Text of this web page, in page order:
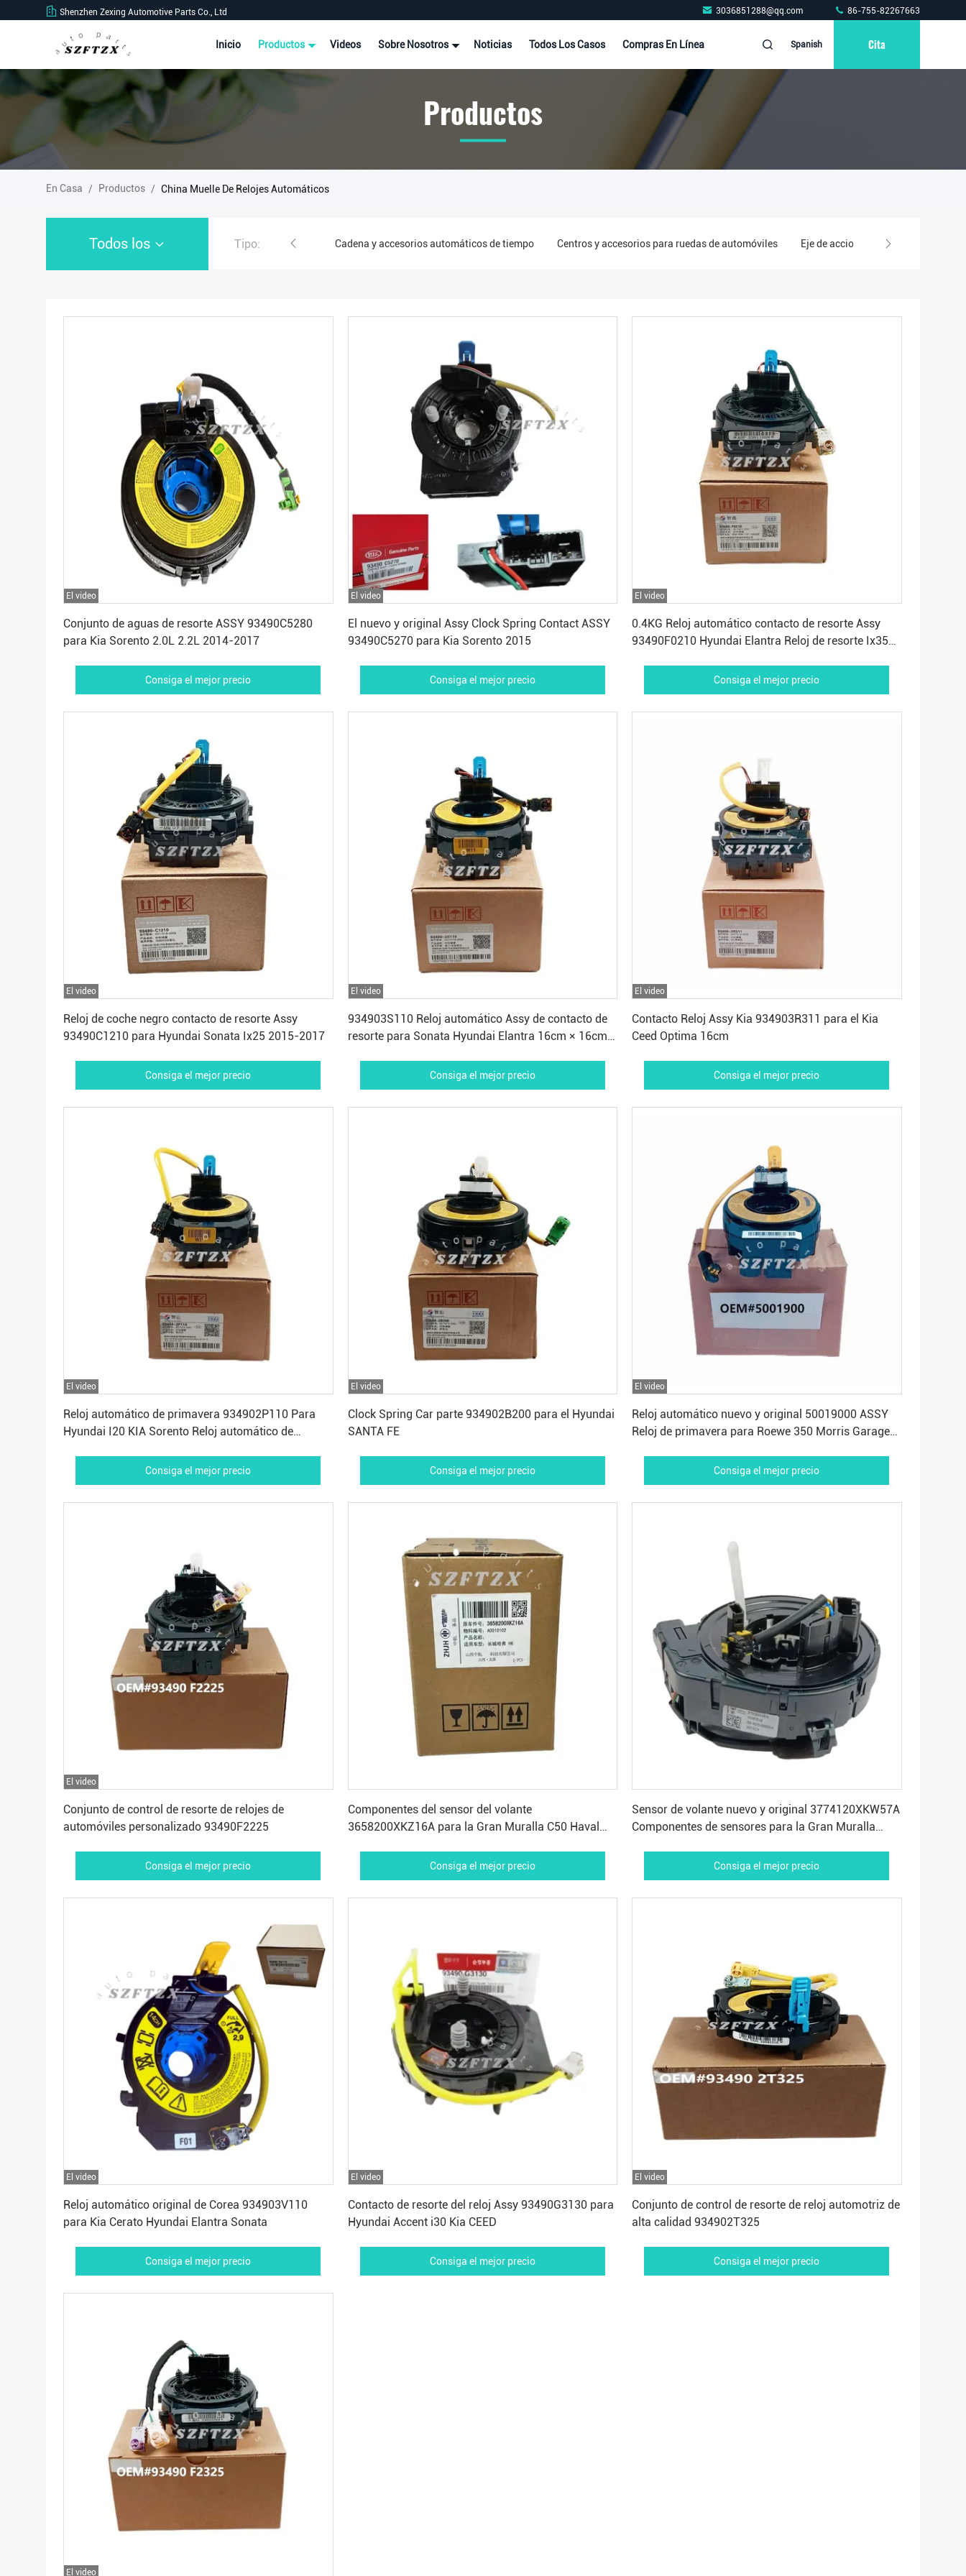
Shenzhen Zexing Automotive Parts Co., Ltd 3036851288@qq.com 86-755-82267663
Inicio Productos Videos Sobre Nosotros Noticias Todos Los Casos Compras En Línea Spanish Cita
Productos
En Casa / Productos / China Muelle De Relojes Automáticos
Todos los Tipo:
Muelle de relojes automáticos Cadena y accesorios automáticos de tiempo Centros y accesorios para ruedas de automóviles Eje de accionamiento automático y
El video
Conjunto de aguas de resorte ASSY 93490C5280
para Kia Sorento 2.0L 2.2L 2014-2017
Consiga el mejor precio
El video
El nuevo y original Assy Clock Spring Contact ASSY
93490C5270 para Kia Sorento 2015
Consiga el mejor precio
El video
0.4KG Reloj automático contacto de resorte Assy
93490F0210 Hyundai Elantra Reloj de resorte Ix35
Consiga el mejor precio
El video
Reloj de coche negro contacto de resorte Assy
93490C1210 para Hyundai Sonata Ix25 2015-2017
Consiga el mejor precio
El video
934903S110 Reloj automático Assy de contacto de
resorte para Sonata Hyundai Elantra 16cm × 16cm ×
Consiga el mejor precio
El video
Contacto Reloj Assy Kia 934903R311 para el Kia
Ceed Optima 16cm
Consiga el mejor precio
El video
Reloj automático de primavera 934902P110 Para
Hyundai I20 KIA Sorento Reloj automático de
Consiga el mejor precio
El video
Clock Spring Car parte 934902B200 para el Hyundai
SANTA FE
Consiga el mejor precio
El video
Reloj automático nuevo y original 50019000 ASSY
Reloj de primavera para Roewe 350 Morris Garages
Consiga el mejor precio
El video
Conjunto de control de resorte de relojes de
automóviles personalizado 93490F2225
Consiga el mejor precio
Componentes del sensor del volante
3658200XKZ16A para la Gran Muralla C50 Haval
Consiga el mejor precio
Sensor de volante nuevo y original 3774120XKW57A
Componentes de sensores para la Gran Muralla
Consiga el mejor precio
El video
Reloj automático original de Corea 934903V110
para Kia Cerato Hyundai Elantra Sonata
Consiga el mejor precio
El video
Contacto de resorte del reloj Assy 93490G3130 para
Hyundai Accent i30 Kia CEED
Consiga el mejor precio
El video
Conjunto de control de resorte de reloj automotriz de
alta calidad 934902T325
Consiga el mejor precio
El video